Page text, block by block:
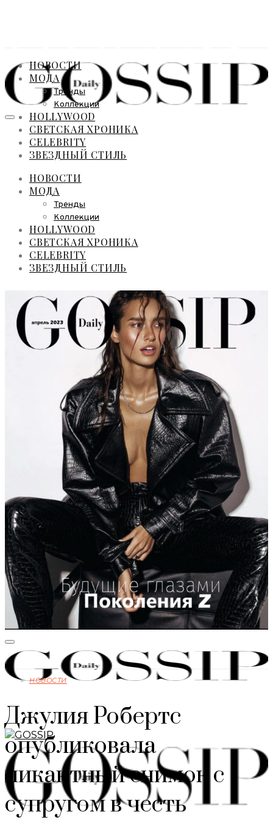
НОВОСТИ
МОДА
Тренды
Коллекции
HOLLYWOOD
СВЕТСКАЯ ХРОНИКА
CELEBRITY
ЗВЕЗДНЫЙ СТИЛЬ
НОВОСТИ
МОДА
Тренды
Коллекции
HOLLYWOOD
СВЕТСКАЯ ХРОНИКА
CELEBRITY
ЗВЕЗДНЫЙ СТИЛЬ
НОВОСТИ
Джулия Робертс
опубликовала
пикантный снимок с
супругом в честь